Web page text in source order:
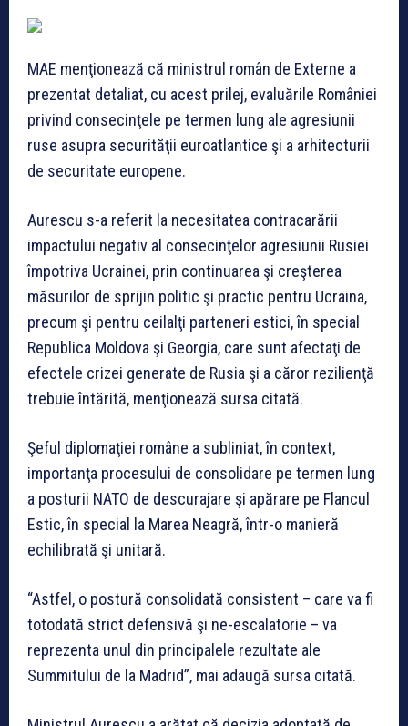
MAE menţionează că ministrul român de Externe a
prezentat detaliat, cu acest prilej, evaluările României
privind consecinţele pe termen lung ale agresiunii
ruse asupra securităţii euroatlantice şi a arhitecturii
de securitate europene.
Aurescu s-a referit la necesitatea contracarării
impactului negativ al consecinţelor agresiunii Rusiei
împotriva Ucrainei, prin continuarea şi creşterea
măsurilor de sprijin politic şi practic pentru Ucraina,
precum şi pentru ceilalţi parteneri estici, în special
Republica Moldova şi Georgia, care sunt afectaţi de
efectele crizei generate de Rusia şi a căror rezilienţă
trebuie întărită, menţionează sursa citată.
Şeful diplomaţiei române a subliniat, în context,
importanţa procesului de consolidare pe termen lung
a posturii NATO de descurajare şi apărare pe Flancul
Estic, în special la Marea Neagră, într-o manieră
echilibrată şi unitară.
“Astfel, o postură consolidată consistent – care va fi
totodată strict defensivă şi ne-escalatorie – va
reprezenta unul din principalele rezultate ale
Summitului de la Madrid”, mai adaugă sursa citată.